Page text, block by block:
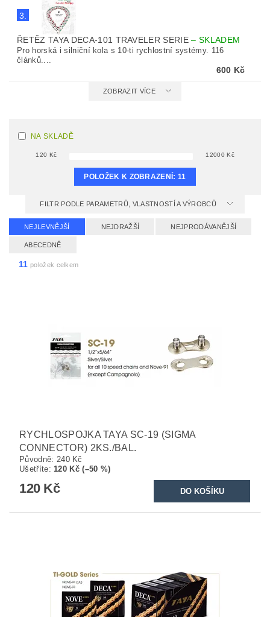
3.
ŘETĚZ TAYA DECA-101 TRAVELER SERIE– SKLADEM
Pro horská i silniční kola s 10-ti rychlostní systémy. 116
článků....
600 Kč
ZOBRAZIT VÍCE
NA SKLADĚ
120 Kč 12000Kč
POLOŽEK K ZOBRAZENÍ:11
FILTR PODLE PARAMETRŮ, VLASTNOSTÍ A VÝROBCŮ
NEJLEVNĚJŠÍ NEJDRAŽŠÍ NEJPRODÁVANĚJŠÍ
ABECEDNĚ
11 položek celkem
RYCHLOSPOJKA TAYA SC-19 (SIGMA
CONNECTOR) 2KS./BAL.
Původně: 240 Kč
Ušetříte:120 Kč (–50 %)
120 Kč